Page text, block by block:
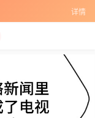
详情